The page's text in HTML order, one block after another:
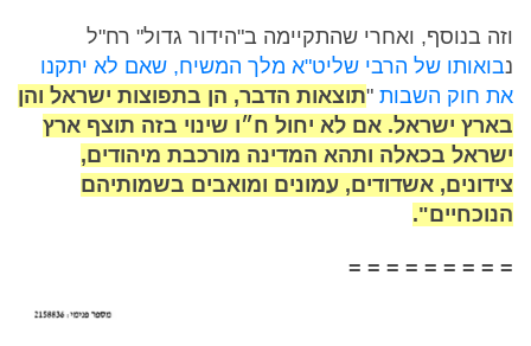
וזה בנוסף, ואחרי שהתקיימה ב"הידור גדול" רח"ל
נבואותו של הרבי שליט"א מלך המשיח, שאם לא יתקנו
את חוק השבות "תוצאות הדבר, הן בתפוצות ישראל והן
בארץ ישראל. אם לא יחול ח״ו שינוי בזה תוצף ארץ
ישראל בכאלה ותהא המדינה מורכבת מיהודים,
צידונים, אשדודים, עמונים ומואבים בשמותיהם
הנוכחיים".
= = = = = = = = =